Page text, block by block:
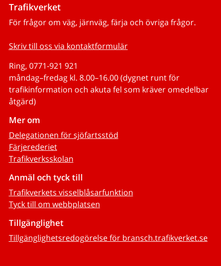
Trafikverket
För frågor om väg, järnväg, färja och övriga frågor.
Skriv till oss via kontaktformulär
Ring, 0771-921 921
måndag–fredag kl. 8.00–16.00 (dygnet runt för
trafikinformation och akuta fel som kräver omedelbar
åtgärd)
Mer om
Delegationen för sjöfartsstöd
Färjerederiet
Trafikverksskolan
Anmäl och tyck till
Trafikverkets visselblåsarfunktion
Tyck till om webbplatsen
Tillgänglighet
Tillgänglighetsredogörelse för bransch.trafikverket.se